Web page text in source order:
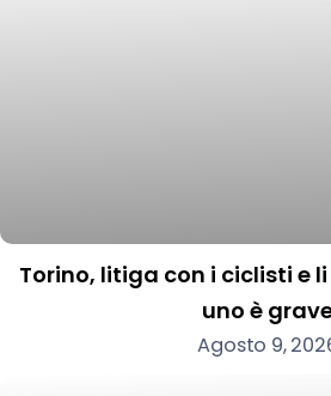
Torino, litiga con i ciclisti e
uno è
Agosto 9,